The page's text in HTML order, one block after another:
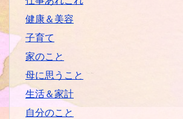
健康＆美容
子育て
家のこと
母に思うこと
生活＆家計
自分のこと